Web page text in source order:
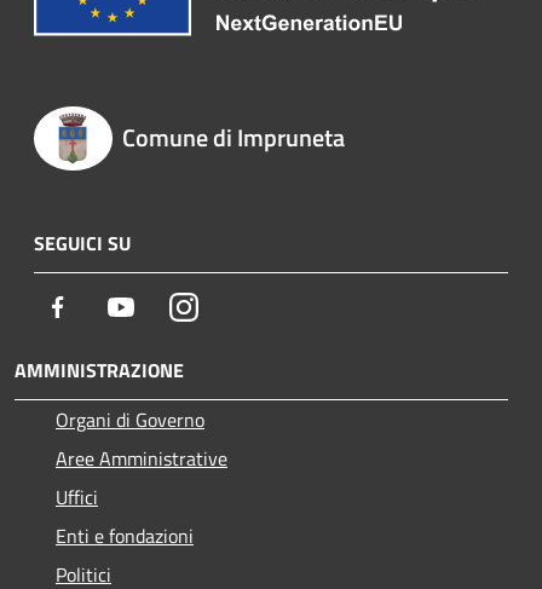
Comune di Impruneta
SEGUICI SU
Facebook YoutubeInstagram
AMMINISTRAZIONE
Organi di Governo
Aree Amministrative
Uffici
Enti e fondazioni
Politici